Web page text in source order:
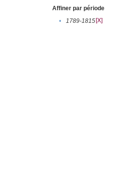
Affiner par période
•
1789-1815[X]